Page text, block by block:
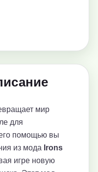
мир
для
помощью вы
из мода Irons
игре новую